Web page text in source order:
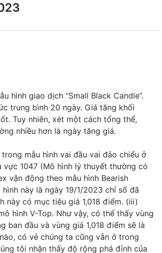
hình giao dịch “Small Black Candle”.
trung bình 20 ngày. Giá tăng khối
Tuy nhiên, xét một cách tổng thể,
nhiều hơn là ngày tăng giá.
mẫu hình vai đầu vai đảo chiểu ở
1047 (Mô hình lý thuyết thường có
vận động theo mẫu hình Bearish
này là ngày 19/1/2023 chỉ số đã
này có mục tiêu giá 1,018 điểm. (iii)
hình V-Top. Như vậy, có thể thấy vùng
ban đầu và vùng giá 1,018 điểm sẽ là
có vẻ chúng ta cũng vẫn ở trong
tôi nhận thấy độ rộng phá đỉnh của